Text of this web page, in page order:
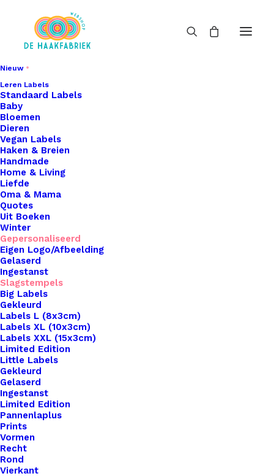
Nieuw
Leren Labels
Standaard Labels
Baby
Bloemen
Dieren
Vegan Labels
Haken & Breien
Handmade
Home & Living
Liefde
Oma & Mama
Quotes
Uit Boeken
Winter
Gepersonaliseerd
Eigen Logo/Afbeelding
Gelaserd
Ingestanst
Slagstempels
Big Labels
Gekleurd
Labels L (8x3cm)
Labels XL (10x3cm)
Labels XXL (15x3cm)
Limited Edition
Little Labels
Gekleurd
Gelaserd
Ingestanst
Limited Edition
Pannenlaplus
Prints
Vormen
Recht
Rond
Vierkant
Home
Leren Labels
Rond Leren Label Eigen Slagstempel 35mm
Rond Leren Label
Eigen Slagstempel
35mm